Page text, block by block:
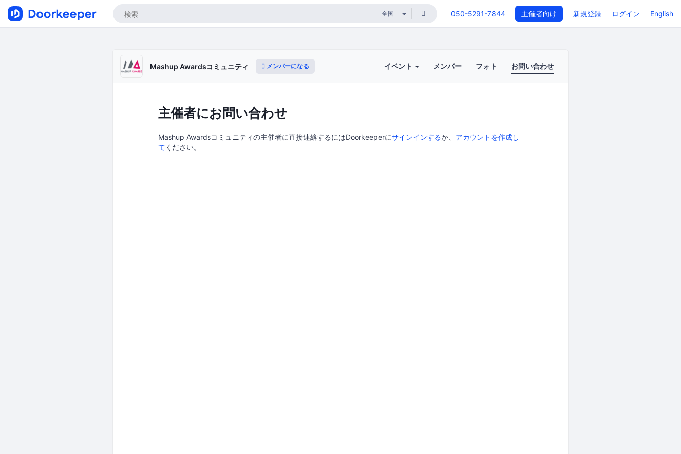
050-5291-7844 主催者向け 新規登録 ログイン English
Mashup Awardsコミュニティ メンバーになる イベント メンバー フォト お問い合わせ
主催者にお問い合わせ
Mashup Awardsコミュニティの主催者に直接連絡するにはDoorkeeperにサインインするか、 アカウントを作成し
て ください。